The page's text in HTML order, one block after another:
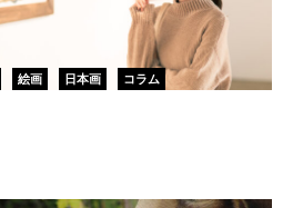
絵画 日本画 コラム